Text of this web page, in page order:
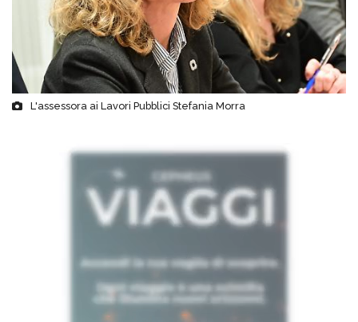
L'assessora ai Lavori Pubblici Stefania Morra